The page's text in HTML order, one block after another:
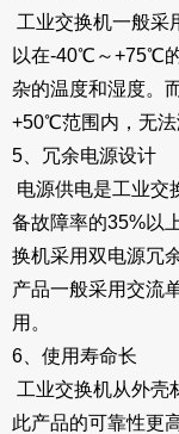
工业交换机一般采
以在-40℃～+75℃
杂的温度和湿度。
+50℃范围内，无法
5、冗余电源设计
电源供电是工业交
备故障率的35%以
换机采用双电源冗
产品一般采用交流
用。
6、使用寿命长
工业交换机从外壳
此产品的可靠性更